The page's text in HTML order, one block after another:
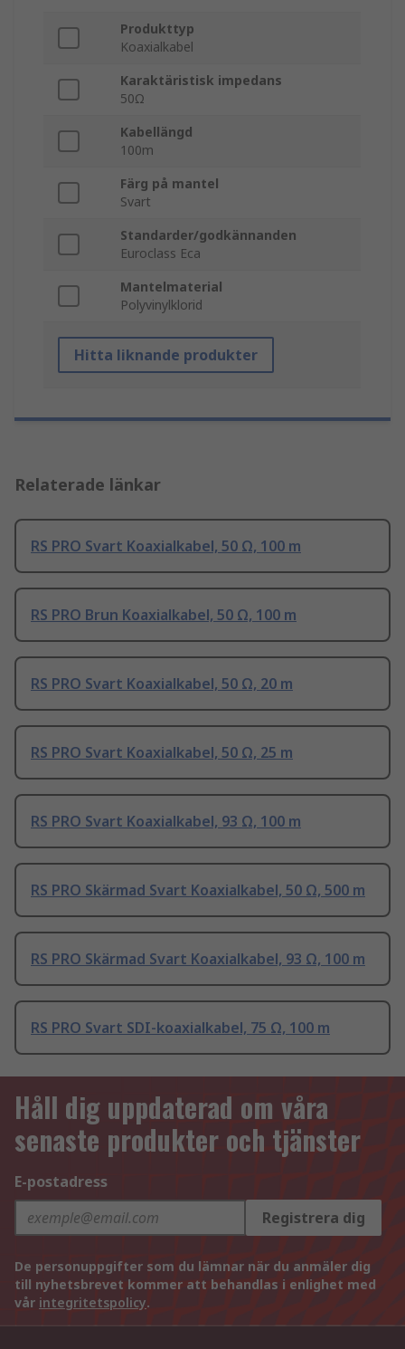
Produkttyp
Koaxialkabel
Karaktäristisk impedans
50Ω
Kabellängd
100m
Färg på mantel
Svart
Standarder/godkännanden
Euroclass Eca
Mantelmaterial
Polyvinylklorid
Hitta liknande produkter
Relaterade länkar
RS PRO Svart Koaxialkabel, 50 Ω, 100 m
RS PRO Brun Koaxialkabel, 50 Ω, 100 m
RS PRO Svart Koaxialkabel, 50 Ω, 20 m
RS PRO Svart Koaxialkabel, 50 Ω, 25 m
RS PRO Svart Koaxialkabel, 93 Ω, 100 m
RS PRO Skärmad Svart Koaxialkabel, 50 Ω, 500 m
RS PRO Skärmad Svart Koaxialkabel, 93 Ω, 100 m
RS PRO Svart SDI-koaxialkabel, 75 Ω, 100 m
Håll dig uppdaterad om våra
senaste produkter och tjänster
E-postadress
Registrera dig
De personuppgifter som du lämnar när du anmäler dig
till nyhetsbrevet kommer att behandlas i enlighet med
vår integritetspolicy.